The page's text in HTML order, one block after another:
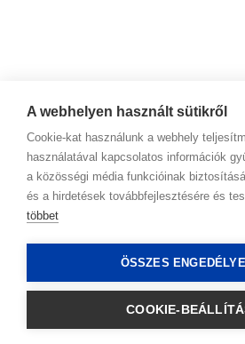
Kapcsolat
Adatkezelési irányelvek
A webhelyen használt sütikről
Cookie-kat használunk a webhely
használatával kapcsolatos információk
a közösségi média funkcióinak
és a hirdetések továbbfejlesztésére és
többet
ÖSSZES
COOKIE-